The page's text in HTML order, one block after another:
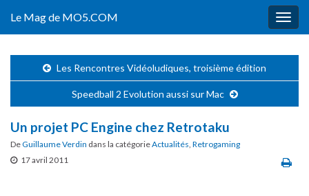
Le Mag de MO5.COM
Les Rencontres Vidéoludiques, troisième édition
Speedball 2 Evolution aussi sur Mac
Un projet PC Engine chez Retrotaku
DeGuillaume Verdin dans la catégorieActualités, Retrogaming
17 avril 2011